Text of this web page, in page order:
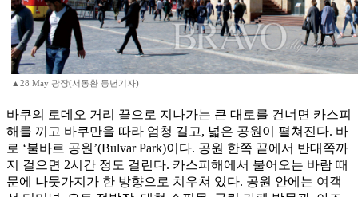
▲28 May 광장(서동환 동년기자)
바쿠의 로데오 거리 끝으로 지나가는 큰 대로를 건너면 카스피
해를 끼고 바쿠만을 따라 엄청 길고, 넓은 공원이 펼쳐진다. 바
로 ‘불바르 공원’(Bulvar Park)이다. 공원 한쪽 끝에서 반대쪽까
지 걸으면 2시간 정도 걸린다. 카스피해에서 불어오는 바람 때
문에 나뭇가지가 한 방향으로 치우쳐 있다. 공원 안에는 여객